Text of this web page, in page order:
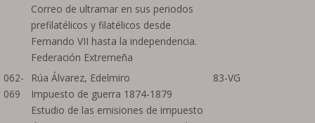
Correo de ultramar en sus periodos
prefilatélicos y filatélicos desde
Fernando VII hasta la independencia.
Federación Extremeña
062-
069
Rúa Álvarez, Edelmiro
Impuesto de guerra 1874-1879
Estudio de las emisiones de impuesto
83-VG